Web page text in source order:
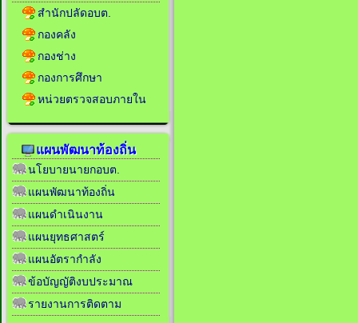
สำนักปลัดอบต.
กองคลัง
กองช่าง
กองการศึกษา
หน่วยตรวจสอบภายใน
แผนพัฒนาท้องถิ่น
นโยบายนายกอบต.
แผนพัฒนาท้องถิ่น
แผนดำเนินงาน
แผนยุทธศาสตร์
แผนอัตรากำลัง
ข้อบัญญัติงบประมาณ
รายงานการติดตาม